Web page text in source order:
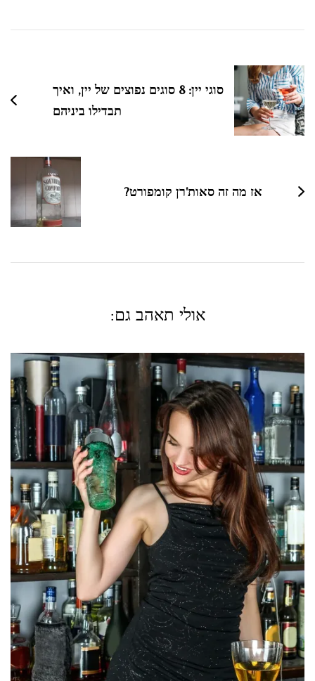
בפוסטים
סוגי יין: 8 סוגים נפוצים של יין, ואיך
תבדילו ביניהם
אז מה זה סאות'רן קומפורט?
אולי תאהב גם: